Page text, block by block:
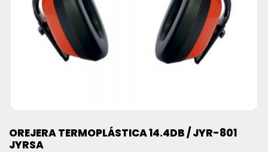
OREJERA TERMOPLÁSTICA 14.4DB / JYR-801
JYRSA